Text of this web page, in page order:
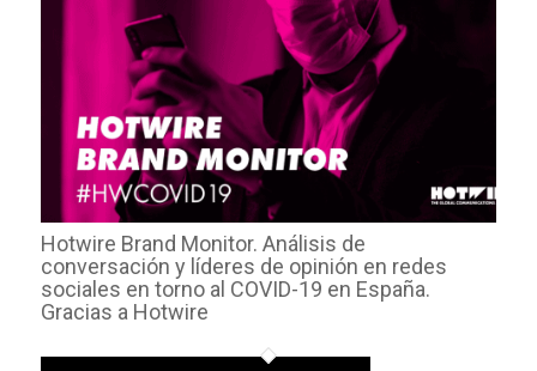
Hotwire Brand Monitor. Análisis de
conversación y líderes de opinión en redes
sociales en torno al COVID-19 en España.
Gracias a Hotwire